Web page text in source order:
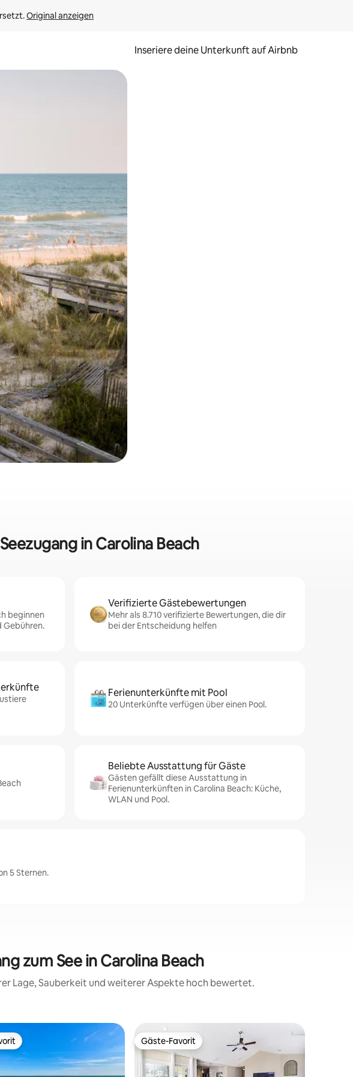
Original anzeigen
Inseriere deine Unterkunft auf Airbnb
Ergebnisse durch Berühren oder Wischgesten.
in Carolina Beach
beginnen
Gebühren.
Verifizierte Gästebewertungen
Mehr als 8.710 verifizierte Bewertungen, die dir
bei der Entscheidung helfen
Ferienunterkünfte mit Pool
20 Unterkünfte verfügen über einen Pool.
Beliebte Ausstattung für Gäste
Gästen gefällt diese Ausstattung in
Ferienunterkünften in Carolina Beach: Küche,
WLAN und Pool.
5 Sternen.
zum See in Carolina Beach
Lage, Sauberkeit und weiterer Aspekte hoch bewertet.
Gäste-Favorit
Gäste-Favorit